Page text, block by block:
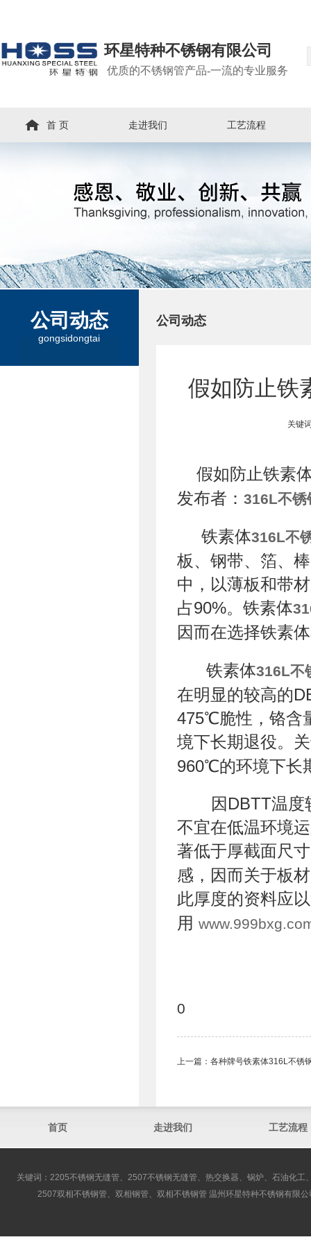
环星特种不锈钢有限公司
优质的不锈钢管产品-一流的专业服务
首 页 走进我们 工艺流程
公司动态
gongsidongtai
公司动态
假如防止铁
关键
假如防止铁素
发布者： 316L不锈
铁素体316L不
板、钢带、箔、
中，以薄板和带
占90%。铁素体
因而在选择铁素体
铁素体316L不
在明显的较高的
475℃脆性，铬含
境下长期退役。
960℃的环境下长
因DBTT温度
不宜在低温环境
著低于厚截面尺
感，因而关于板
此厚度的资料应
用
0
上一篇： 各种牌号铁素体316L不锈
首页 走进我们 工艺流程
关键词：2205不锈钢无缝管、2507不锈钢无缝管、热交换器、锅炉、石油化
2507双相不锈钢管、双相钢管、双相不锈钢管 温州环星特种不锈钢有限